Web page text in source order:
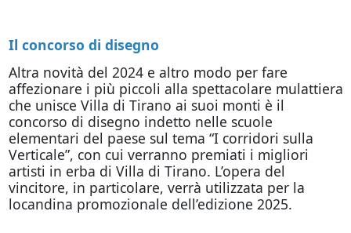
Il concorso di disegno
Altra novità del 2024 e altro modo per fare
affezionare i più piccoli alla spettacolare mulattiera
che unisce Villa di Tirano ai suoi monti è il
concorso di disegno indetto nelle scuole
elementari del paese sul tema “I corridori sulla
Verticale”, con cui verranno premiati i migliori
artisti in erba di Villa di Tirano. L’opera del
vincitore, in particolare, verrà utilizzata per la
locandina promozionale dell’edizione 2025.